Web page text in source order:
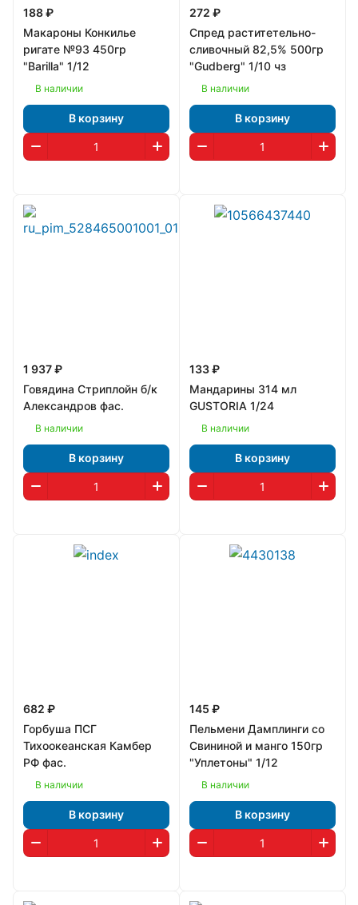
188 ₽
Макароны Конкилье
ригате №93 450гр
"Barilla" 1/12
В наличии
В корзину
272 ₽
Спред раститетельно-
сливочный 82,5% 500гр
"Gudberg" 1/10 чз
В наличии
В корзину
1 937 ₽
Говядина Стриплойн б/к
Александров фас.
В наличии
В корзину
133 ₽
Мандарины 314 мл
GUSTORIA 1/24
В наличии
В корзину
682 ₽
Горбуша ПСГ
Тихоокеанская Камбер
РФ фас.
В наличии
В корзину
145 ₽
Пельмени Дамплинги со
Свининой и манго 150гр
"Уплетоны" 1/12
В наличии
В корзину